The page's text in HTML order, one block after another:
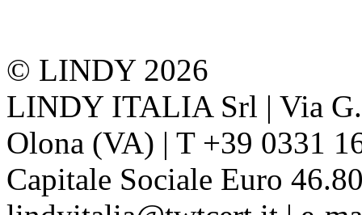
© LINDY 2026
LINDY ITALIA Srl | Via
Olona (VA) | T +39 0331
Capitale Sociale Euro